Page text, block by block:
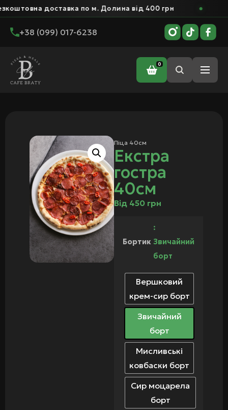
доставка по м. Долина від 400 грн
+38 (099) 017-6238
0
Головна /
Піца 40см
Екстра
гостра
40см
Від 450 грн
Бортик
:
Звичайний
борт
Вершковий
крем-сир борт
Звичайний
борт
Мисливські
ковбаски борт
Сир моцарела
борт